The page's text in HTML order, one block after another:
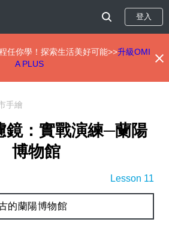
登入
任你學！探索生活美好可能>>升級OMI
A PLUS
手繪
鏡：實戰演練─蘭陽
博物館
Lesson 11
的蘭陽博物館